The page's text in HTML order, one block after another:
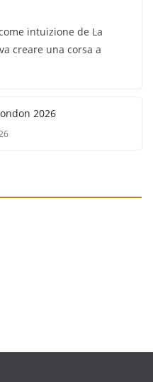
intuizione de La
creare una corsa a
2026